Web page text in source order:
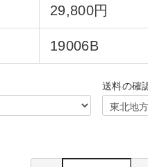
29,800円
19006B
送料の確